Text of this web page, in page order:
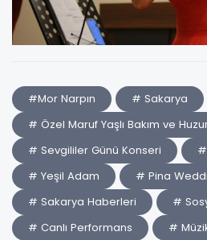
#Mor Narpın
# Sakarya
# Özel Maruf Yaşlı Bakım ve
# Sevgililer Günü Konseri
#
# Yeşil Adam
# Pina
# Sakarya Haberleri
#
# Canlı Performans
#